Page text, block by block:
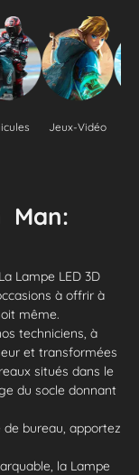
Jeux-Vidéo
Man:
Lampe LED 3D
à offrir à
même.
techniciens, à
et transformées
situés dans le
du socle donnant
bureau, apportez
la Lampe